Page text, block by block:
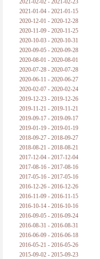
2021-02-02 - 2021-02-23
2021-01-04 - 2021-01-15
2020-12-01 - 2020-12-28
2020-11-09 - 2020-11-25
2020-10-03 - 2020-10-31
2020-09-05 - 2020-09-28
2020-08-01 - 2020-08-01
2020-07-28 - 2020-07-28
2020-06-11 - 2020-06-27
2020-02-07 - 2020-02-24
2019-12-23 - 2019-12-26
2019-11-21 - 2019-11-21
2019-09-17 - 2019-09-17
2019-01-19 - 2019-01-19
2018-09-27 - 2018-09-27
2018-08-21 - 2018-08-21
2017-12-04 - 2017-12-04
2017-08-16 - 2017-08-16
2017-05-16 - 2017-05-16
2016-12-26 - 2016-12-26
2016-11-09 - 2016-11-15
2016-10-14 - 2016-10-16
2016-09-05 - 2016-09-24
2016-08-31 - 2016-08-31
2016-06-09 - 2016-06-18
2016-05-21 - 2016-05-26
2015-09-02 - 2015-09-23